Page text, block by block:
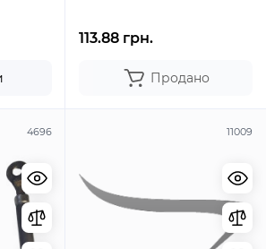
113.88 грн.
Продано
4696 11009